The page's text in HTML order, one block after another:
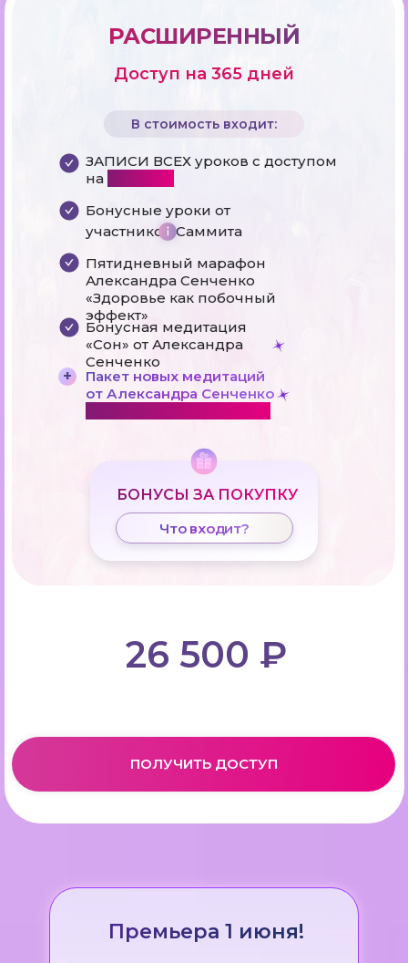
РАСШИРЕННЫЙ
Доступ на 365 дней
В стоимость входит:
Пятидневный марафон
Александра Сенченко
«Здоровье как побочный
эффект»
Бонусные уроки от
участников Саммита
ЗАПИСИ ВСЕХ уроков с доступом
на
26 500 ₽
Бонусная медитация
«Сон» от Александра
Сенченко
Пакет новых медитаций
от Александра Сенченко
+
БОНУСЫ ЗА ПОКУПКУ
ПОЛУЧИТЬ ДОСТУП
Что входит?
Премьера 1 июня!